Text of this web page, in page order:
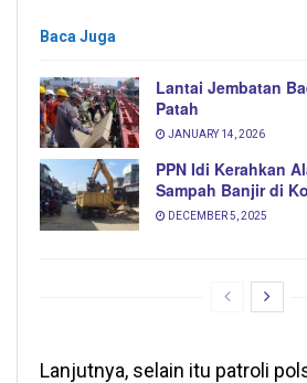
Baca Juga
Lantai Jembatan
Patah
JANUARY 14, 2026
PPN Idi Kerahkan
Sampah Banjir di
DECEMBER 5, 2025
Lanjutnya, selain itu patroli